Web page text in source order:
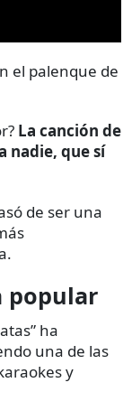
el palenque de
La canción de
nadie, que sí
de ser una
popular
ha
una de las
y